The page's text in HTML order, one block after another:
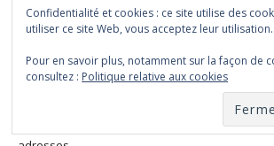
Balade Parisienne : La Butte aux cailles
City guide : Que faire à Londres quand on a
Les meilleures boissons sans alcool
Visiter Hambourg en 2 jours : itinéraire,
Confidentialité et cookies : ce site utilise des
utiliser ce site Web, vous acceptez leur utilisation.
Pour en savoir plus, notamment sur la façon de
consultez : Politique relative aux cookies